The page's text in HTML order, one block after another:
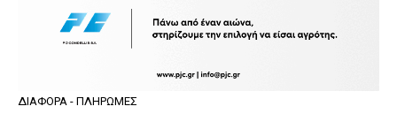
ΔΙΆΦΟΡΑ - ΠΛΗΡΩΜΈΣ